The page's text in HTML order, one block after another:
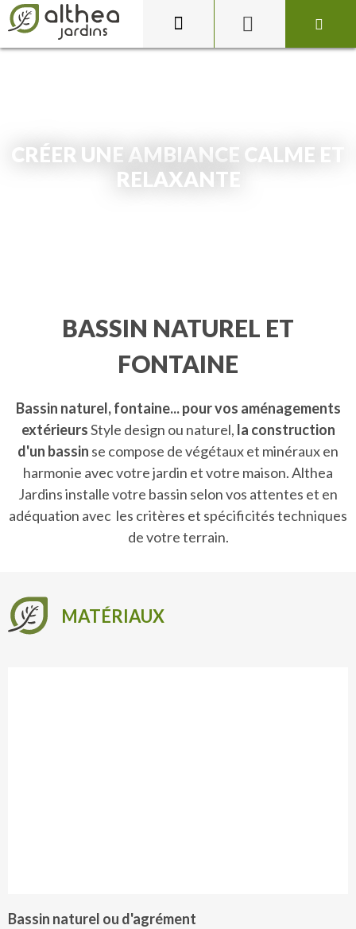
CRÉER UNE AMBIANCE CALME ET
RELAXANTE
BASSIN NATUREL ET
FONTAINE
Bassin naturel, fontaine... pour vos aménagements
extérieursStyle design ou naturel, la construction
d'un bassin se compose de végétaux et minéraux en
harmonie avec votre jardin et votre maison. Althea
Jardins installe votre bassin selon vos attentes et en
adéquation avec les critères et spécificités techniques
de votre terrain.
MATÉRIAUX
Bassin naturel ou d'agrément